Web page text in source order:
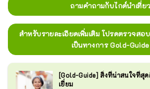
ถามคำถามกับไกด์นำเที่ยว
สำหรับรายละเอียดเพิ่มเติม โปรดตรวจสอ
เป็นทางการ Gold-Guide
[Gold-Guide] สิ่งที่น่าสนใจที่สุ
เยี่ยม